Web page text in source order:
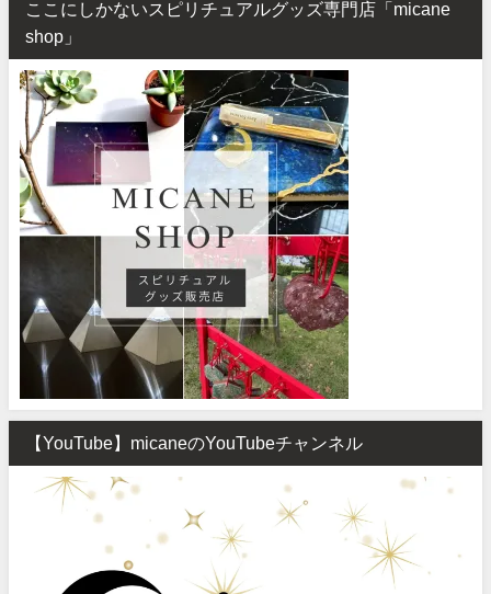
ここにしかないスピリチュアルグッズ専門店「micane
shop」
【YouTube】micaneのYouTubeチャンネル